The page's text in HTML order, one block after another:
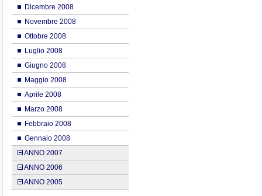
Dicembre 2008
Novembre 2008
Ottobre 2008
Luglio 2008
Giugno 2008
Maggio 2008
Aprile 2008
Marzo 2008
Febbraio 2008
Gennaio 2008
ANNO 2007
ANNO 2006
ANNO 2005